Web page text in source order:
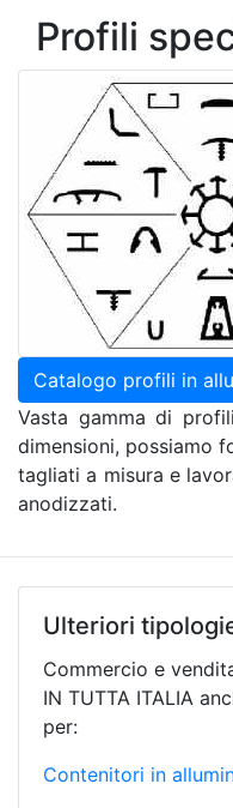
Profili
Catalogo profili in
Vasta gamma di
dimensioni, possiamo
tagliati a misura e
anodizzati.
Ulteriori
Commercio e
IN TUTTA ITALIA
per:
Contenitori in